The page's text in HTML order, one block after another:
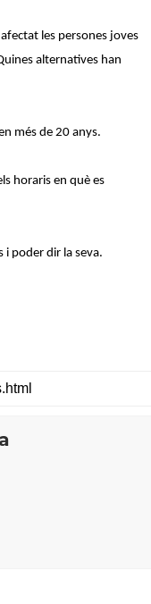
les persones joves
alternatives han
més de 20 anys.
horaris en què es
i poder dir la seva.